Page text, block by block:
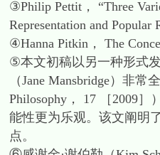
③Philip Pettit， “Three
Representation and
④Hanna Pitkin， The
⑤本文初稿以另一种形式发
（Jane Mansbridge）非常
Philosophy， 17 ［2009
能性更为乐观。该文阐明
点。